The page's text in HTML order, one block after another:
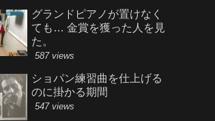
グランドピアノが置けなく
ても… 金賞を獲った人を見
た。
587 views
ショパン練習曲を仕上げる
のに掛かる期間
547 views